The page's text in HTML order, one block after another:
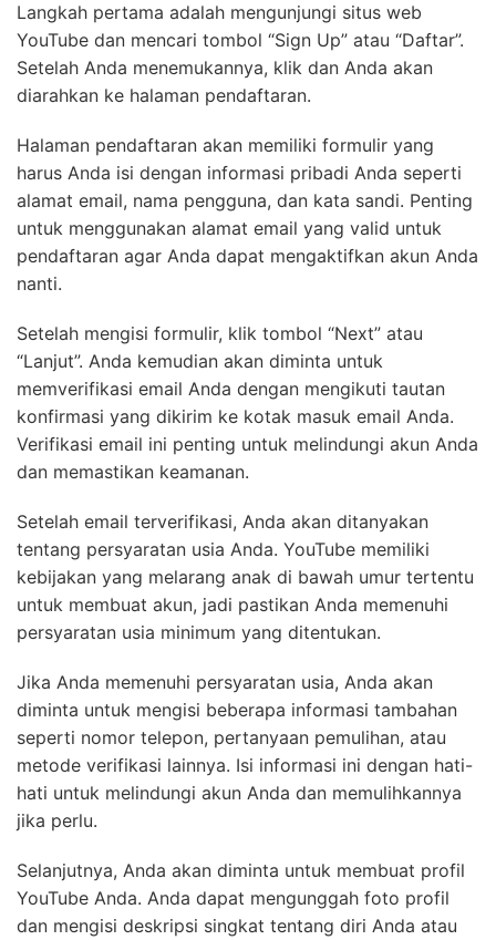
Langkah pertama adalah mengunjungi situs web
YouTube dan mencari tombol “Sign Up” atau “Daftar”.
Setelah Anda menemukannya, klik dan Anda akan
diarahkan ke halaman pendaftaran.
Halaman pendaftaran akan memiliki formulir yang
harus Anda isi dengan informasi pribadi Anda seperti
alamat email, nama pengguna, dan kata sandi. Penting
untuk menggunakan alamat email yang valid untuk
pendaftaran agar Anda dapat mengaktifkan akun Anda
nanti.
Setelah mengisi formulir, klik tombol “Next” atau
“Lanjut”. Anda kemudian akan diminta untuk
memverifikasi email Anda dengan mengikuti tautan
konfirmasi yang dikirim ke kotak masuk email Anda.
Verifikasi email ini penting untuk melindungi akun Anda
dan memastikan keamanan.
Setelah email terverifikasi, Anda akan ditanyakan
tentang persyaratan usia Anda. YouTube memiliki
kebijakan yang melarang anak di bawah umur tertentu
untuk membuat akun, jadi pastikan Anda memenuhi
persyaratan usia minimum yang ditentukan.
Jika Anda memenuhi persyaratan usia, Anda akan
diminta untuk mengisi beberapa informasi tambahan
seperti nomor telepon, pertanyaan pemulihan, atau
metode verifikasi lainnya. Isi informasi ini dengan hati-
hati untuk melindungi akun Anda dan memulihkannya
jika perlu.
Selanjutnya, Anda akan diminta untuk membuat profil
YouTube Anda. Anda dapat mengunggah foto profil
dan mengisi deskripsi singkat tentang diri Anda atau